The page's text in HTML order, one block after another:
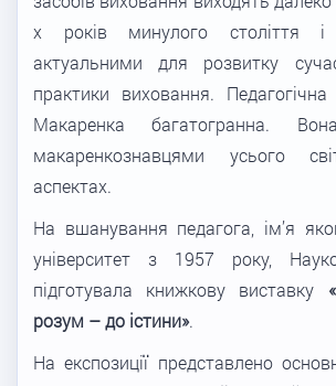
х років минулого століття і
актуальними для розвитку
практики виховання.
Макаренка багатогранна.
макаренкознавцями усього
аспектах.
На вшанування педагога, ім’я
університет з 1957 року,
підготувала книжкову виставку
розум – до істини».
На експозиції представлено